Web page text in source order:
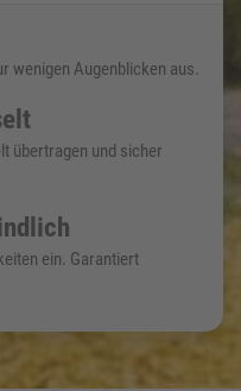
wenigen Augenblicken aus.
übertragen und sicher
ein. Garantiert